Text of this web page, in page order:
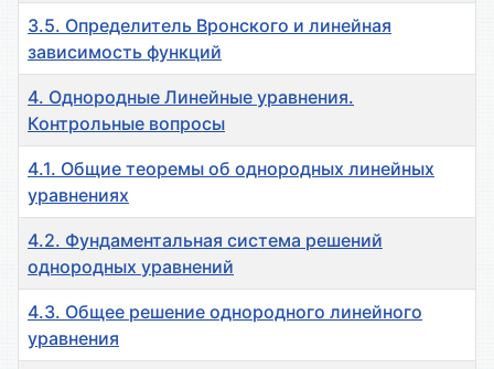
3.5. Определитель Вронского и линейная
зависимость функций
4. Однородные Линейные уравнения.
Контрольные вопросы
4.1. Общие теоремы об однородных линейных
уравнениях
4.2. Фундаментальная система решений
однородных уравнений
4.3. Общее решение однородного линейного
уравнения